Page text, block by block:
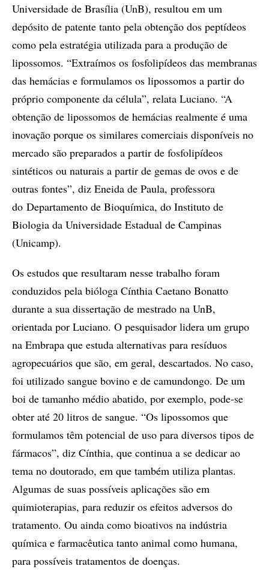
Universidade de Brasília (UnB), resultou em um
depósito de patente tanto pela obtenção dos peptídeos
como pela estratégia utilizada para a produção de
lipossomos. “Extraímos os fosfolipídeos das membranas
das hemácias e formulamos os lipossomos a partir do
próprio componente da célula”, relata Luciano. “A
obtenção de lipossomos de hemácias realmente é uma
inovação porque os similares comerciais disponíveis no
mercado são preparados a partir de fosfolipídeos
sintéticos ou naturais a partir de gemas de ovos e de
outras fontes”, diz Eneida de Paula, professora
do Departamento de Bioquímica, do Instituto de
Biologia da Universidade Estadual de Campinas
(Unicamp).
Os estudos que resultaram nesse trabalho foram
conduzidos pela bióloga Cínthia Caetano Bonatto
durante a sua dissertação de mestrado na UnB,
orientada por Luciano. O pesquisador lidera um grupo
na Embrapa que estuda alternativas para resíduos
agropecuários que são, em geral, descartados. No caso,
foi utilizado sangue bovino e de camundongo. De um
boi de tamanho médio abatido, por exemplo, pode-se
obter até 20 litros de sangue. “Os lipossomos que
formulamos têm potencial de uso para diversos tipos de
fármacos”, diz Cínthia, que continua a se dedicar ao
tema no doutorado, em que também utiliza plantas.
Algumas de suas possíveis aplicações são em
quimioterapias, para reduzir os efeitos adversos do
tratamento. Ou ainda como bioativos na indústria
química e farmacêutica tanto animal como humana,
para possíveis tratamentos de doenças.